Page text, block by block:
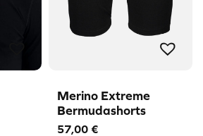
Merino Extreme
Bermudashorts
57,00 €